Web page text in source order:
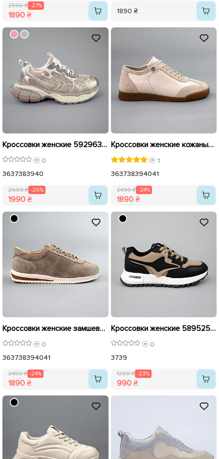
2590 ₴ -27%
1890 ₴ 1890 ₴
Кроссовки женские 592963 Бежевые распродажа
0
3637383940
2690 ₴ -26%
1990 ₴
Кроссовки женские кожаные 591359 Молочные распродажа
1
363738394041
2490 ₴ -24%
1890 ₴
Кроссовки женские замшевые 591461 Темно-бежевые распродажа
0
363738394041
2490 ₴ -24%
1890 ₴
Кроссовки женские 589525 Черно-бежевые распродажа
0
3739
1290 ₴ -23%
990 ₴